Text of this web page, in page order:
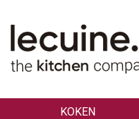
KOKEN